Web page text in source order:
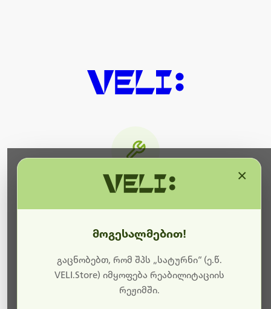
ბოდიშს გიხდით შეფერხებისთვის. ამჟამად
მიმდინარეობს საიტის განახლება და ტექნიკური
სამუშაოები.
მალე ისევ ხელმისაწვდომი იქნება. გმადლობთ
მოგესალმებით!
გაცნობებთ, რომ შპს „სატურნი“ (ე.წ.
VELI.Store) იმყოფება რეაბილიტაციის
რეჟიმში.
×